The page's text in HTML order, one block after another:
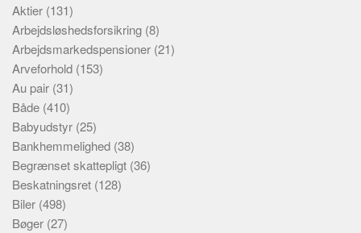
Aktier (131)
Arbejdsløshedsforsikring (8)
Arbejdsmarkedspensioner (21)
Arveforhold (153)
Au pair (31)
Både (410)
Babyudstyr (25)
Bankhemmelighed (38)
Begrænset skattepligt (36)
Beskatningsret (128)
Biler (498)
Bøger (27)